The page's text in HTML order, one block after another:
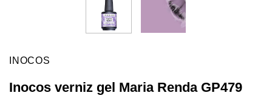
INOCOS
Inocos verniz gel Maria Renda GP479